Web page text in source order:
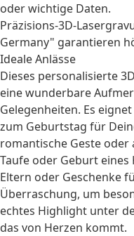
oder wichtige Daten.
Präzisions-3D-
Germany" garantieren
Ideale Anlässe
Dieses personalisierte
eine wunderbare
Gelegenheiten. Es
zum Geburtstag für
romantische Geste
Taufe oder Geburt eines
Eltern oder Geschenke
Überraschung, um
echtes Highlight unter
das von Herzen kommt.